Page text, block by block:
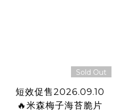
Sold Out
短效促售2026.09.10
🔥米森梅子海苔脆片